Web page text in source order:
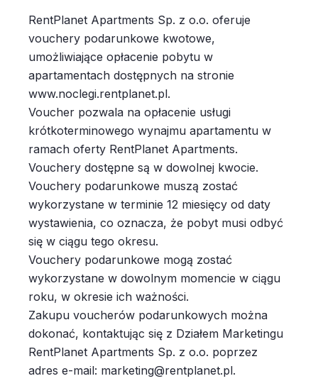
RentPlanet Apartments Sp. z o.o. oferuje
vouchery podarunkowe kwotowe,
umożliwiające opłacenie pobytu w
apartamentach dostępnych na stronie
www.noclegi.rentplanet.pl.
Voucher pozwala na opłacenie usługi
krótkoterminowego wynajmu apartamentu w
ramach oferty RentPlanet Apartments.
Vouchery dostępne są w dowolnej kwocie.
Vouchery podarunkowe muszą zostać
wykorzystane w terminie 12 miesięcy od daty
wystawienia, co oznacza, że pobyt musi odbyć
się w ciągu tego okresu.
Vouchery podarunkowe mogą zostać
wykorzystane w dowolnym momencie w ciągu
roku, w okresie ich ważności.
Zakupu voucherów podarunkowych można
dokonać, kontaktując się z Działem Marketingu
RentPlanet Apartments Sp. z o.o. poprzez
adres e-mail: marketing@rentplanet.pl.